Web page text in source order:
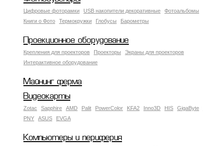
Цифровые фоторамки USB накопители декоративные
Фотоальбомы
Книги о Фото
Термокружки Глобусы Барометры
Проекционное оборудование
Крепления для проекторов Проекторы
Экраны для проекторов
Интерактивное оборудование
Майнинг ферма
Видеокарты
Zotac Sapphire AMD Palit PowerColor KFA2 Inno3D HIS GigaByte
PNY
ASUS EVGA
Компьютеры и периферия